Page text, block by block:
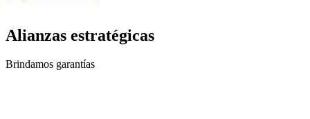
Alianzas estratégicas
Brindamos garantías